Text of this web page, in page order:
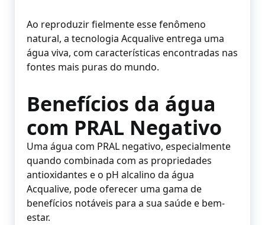
Ao reproduzir fielmente esse fenômeno
natural, a tecnologia Acqualive entrega uma
água viva, com características encontradas nas
fontes mais puras do mundo.
Benefícios da água
com PRAL Negativo
Uma água com PRAL negativo, especialmente
quando combinada com as propriedades
antioxidantes e o pH alcalino da água
Acqualive, pode oferecer uma gama de
benefícios notáveis para a sua saúde e bem-
estar.